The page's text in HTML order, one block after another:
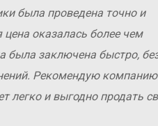
была проведена точно и
оказалась более чем
была заключена быстро,
Рекомендую компанию
легко и выгодно продать